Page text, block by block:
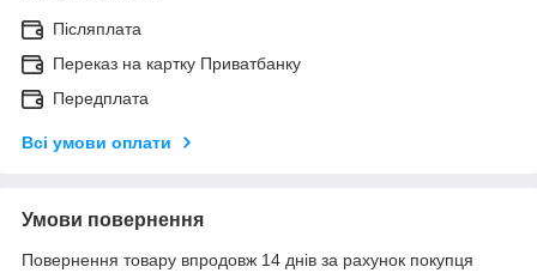
Післяплата
Переказ на картку Приватбанку
Передплата
Всі умови оплати
Умови повернення
Повернення товару впродовж 14 днів за рахунок покупця